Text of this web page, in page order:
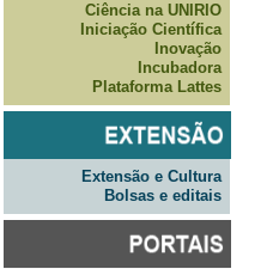
Ciência na UNIRIO
Iniciação Científica
Inovação
Incubadora
Plataforma Lattes
Extensão e Cultura
Bolsas e editais